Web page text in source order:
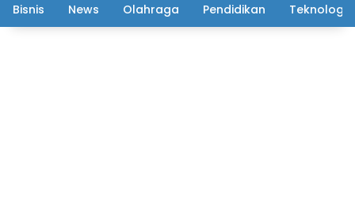
Bisnis News Olahraga Pendidikan Teknologi